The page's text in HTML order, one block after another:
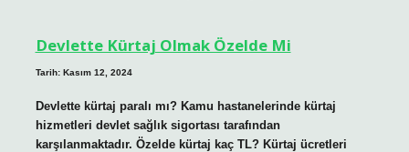
Devlette Kürtaj Olmak Özelde Mi
Tarih: Kasım 12, 2024
Devlette kürtaj paralı mı? Kamu hastanelerinde kürtaj
hizmetleri devlet sağlık sigortası tarafından
karşılanmaktadır. Özelde kürtaj kaç TL? Kürtaj ücretleri